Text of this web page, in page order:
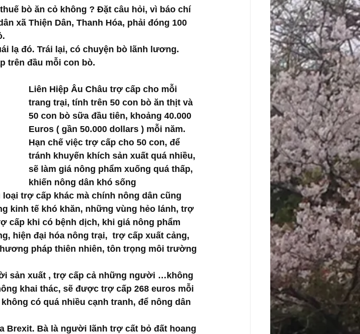
bò ăn cỏ không ? Đặt câu hỏi, vì báo chí
xã Thiện Dân, Thanh Hóa, phải đóng 100
lạ đó. Trái lại, có chuyện bò lãnh lương.
trên đầu mỗi con bò.
Liên Hiệp Âu Châu trợ cấp cho mỗi
trang trại, tính trên 50 con bò ăn thịt và
50 con bò sữa đầu tiên, khoảng 40.000
Euros ( gần 50.000 dollars ) mỗi năm.
Hạn chế việc trợ cấp cho 50 con, để
tránh khuyến khích sản xuất quá nhiều,
sẽ làm giá nông phẩm xuống quá thấp,
khiến nông dân khó sống
trợ cấp khác mà chính nông dân cũng
kinh tế khó khăn, những vùng hẻo lánh, trợ
cấp khi có bệnh dịch, khi giá nông phẩm
hiện đại hóa nông trại,  trợ cấp xuất cảng,
pháp thiên nhiên, tôn trọng môi trường
sản xuất , trợ cấp cả những người …không
khai thác, sẽ được trợ cấp 268 euros mỗi
có quá nhiều cạnh tranh, để nông dân
Brexit. Bà là người lãnh trợ cất bỏ đất hoang